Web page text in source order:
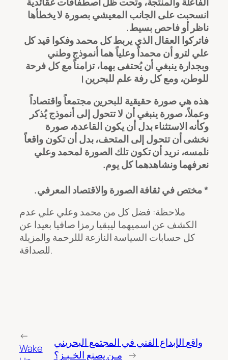
انسحبت على الجانب المعيشي بصورة لا يخطأها
ناظر أو فاحص بسيط.
فاتركوا العقال الذي يربط كل محمد وفكوا قيد كل
علي لترو أن محمداً وعلياً هما أنموذج وطني
وبجدارة ينبغي أن يُحتفى بهما، تزامناً مع كل فرحة
للوطن، ومع كل رفة علم للبحرين।
هذه هي صورة حقيقية للبحرين مجتمعاً واقتصاداً
وعملاً، صورة ينبغي أن لا تتحول إلى أنموذج يُذكر
وكأنه الاستثناء بدل أن يكون القاعدة، صورة
نخشى أن تتحول إلى المتحف، بدل أن تكون واقعاً
نلمسه، نريد أن تكون تلك الصورة لمحمد وعلي
نعرفهما ونشاهدهما كل يوم.
* مختص في ثقافة الصورة والاقتصاد المعرفي.
ملاحظة: فضل كل من محمد وعلي علي عدم
الكشف عن اسميهما ليبقيا رمزا صافيا بعيدا عن
كل حسابات السياسة النازعة لللرحمة والمزيلة
للصداقة.
←
Wake
واقع الإبداع الفني في المجتمع البحريني
مـن يصنع الخـبـز؟ →